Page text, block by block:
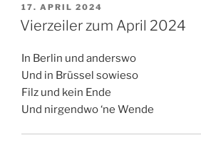
VERÖFFENTLICHT
AM
17. APRIL 2024
Vierzeiler zum April 2024
In Berlin und anderswo
Und in Brüssel sowieso
Filz und kein Ende
Und nirgendwo ‘ne Wende